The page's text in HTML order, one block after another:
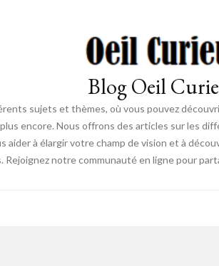
Blog Oeil
sujets et thèmes, où vous pouvez
encore. Nous offrons des articles sur les
à élargir votre champ de vision et à
notre communauté en ligne pour